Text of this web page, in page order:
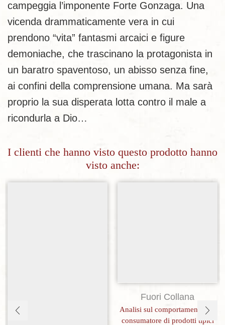
campeggia l’imponente Forte Gonzaga. Una
vicenda drammaticamente vera in cui
prendono “vita” fantasmi arcaici e figure
demoniache, che trascinano la protagonista in
un baratro spaventoso, un abisso senza fine,
ai confini della comprensione umana. Ma sarà
proprio la sua disperata lotta contro il male a
ricondurla a Dio…
I clienti che hanno visto questo prodotto hanno
visto anche:
Fuori Collana
Analisi sul comportamento del
consumatore di prodotti tipici